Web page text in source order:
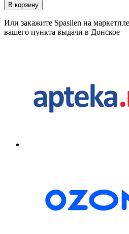
В корзину
Или закажите Spasilen на
вашего пункта выдачи в Донское